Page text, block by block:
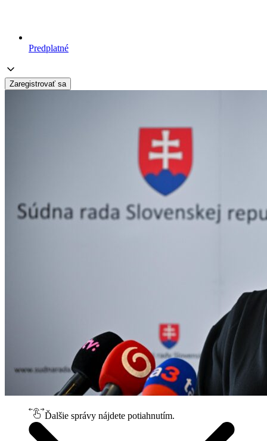
Predplatné
Zaregistrovať sa
Ďalšie správy nájdete potiahnutím.